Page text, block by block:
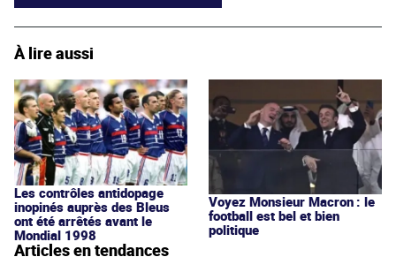
À lire aussi
Les contrôles antidopage
inopinés auprès des Bleus
ont été arrêtés avant le
Mondial 1998
Voyez Monsieur Macron : le
football est bel et bien
politique
Articles en tendances